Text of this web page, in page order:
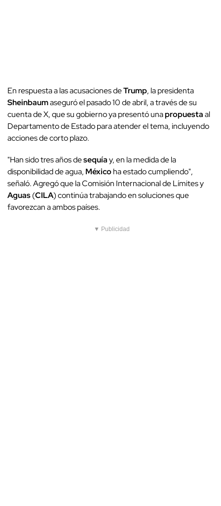
En respuesta a las acusaciones deTrump, la presidenta
Sheinbaumaseguró el pasado 10 de abril, a través de su
cuenta de X, que su gobierno ya presentó unapropuestaal
Departamento de Estado para atender el tema, incluyendo
acciones de corto plazo.
"Han sido tres años desequíay, en la medida de la
disponibilidad de agua, Méxicoha estado cumpliendo",
señaló. Agregó que la Comisión Internacional de Límites y
Aguas(CILA) continúa trabajando en soluciones que
favorezcan a ambos países.
▼ Publicidad